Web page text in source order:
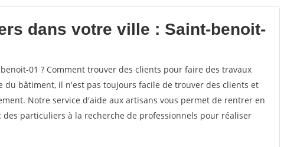
dans votre ville : Saint-benoit-
01 ? Comment trouver des clients pour faire des travaux
du bâtiment, il n'est pas toujours facile de trouver des clients et
Notre service d'aide aux artisans vous permet de rentrer en
particuliers à la recherche de professionnels pour réaliser